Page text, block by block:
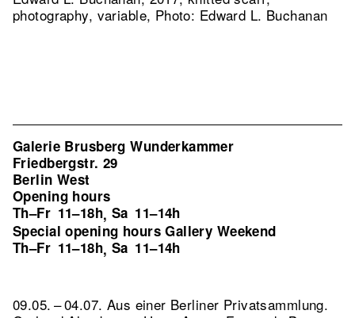
photography, variable, Photo: Edward L. Buchanan
Galerie Brusberg Wunderkammer
Friedbergstr. 29
Berlin West
Opening hours
Th–Fr 11–18h, Sa 11–14h
Special opening hours Gallery Weekend
Th–Fr 11–18h, Sa 11–14h
09.05. – 04.07. Aus einer Berliner Privatsammlung.